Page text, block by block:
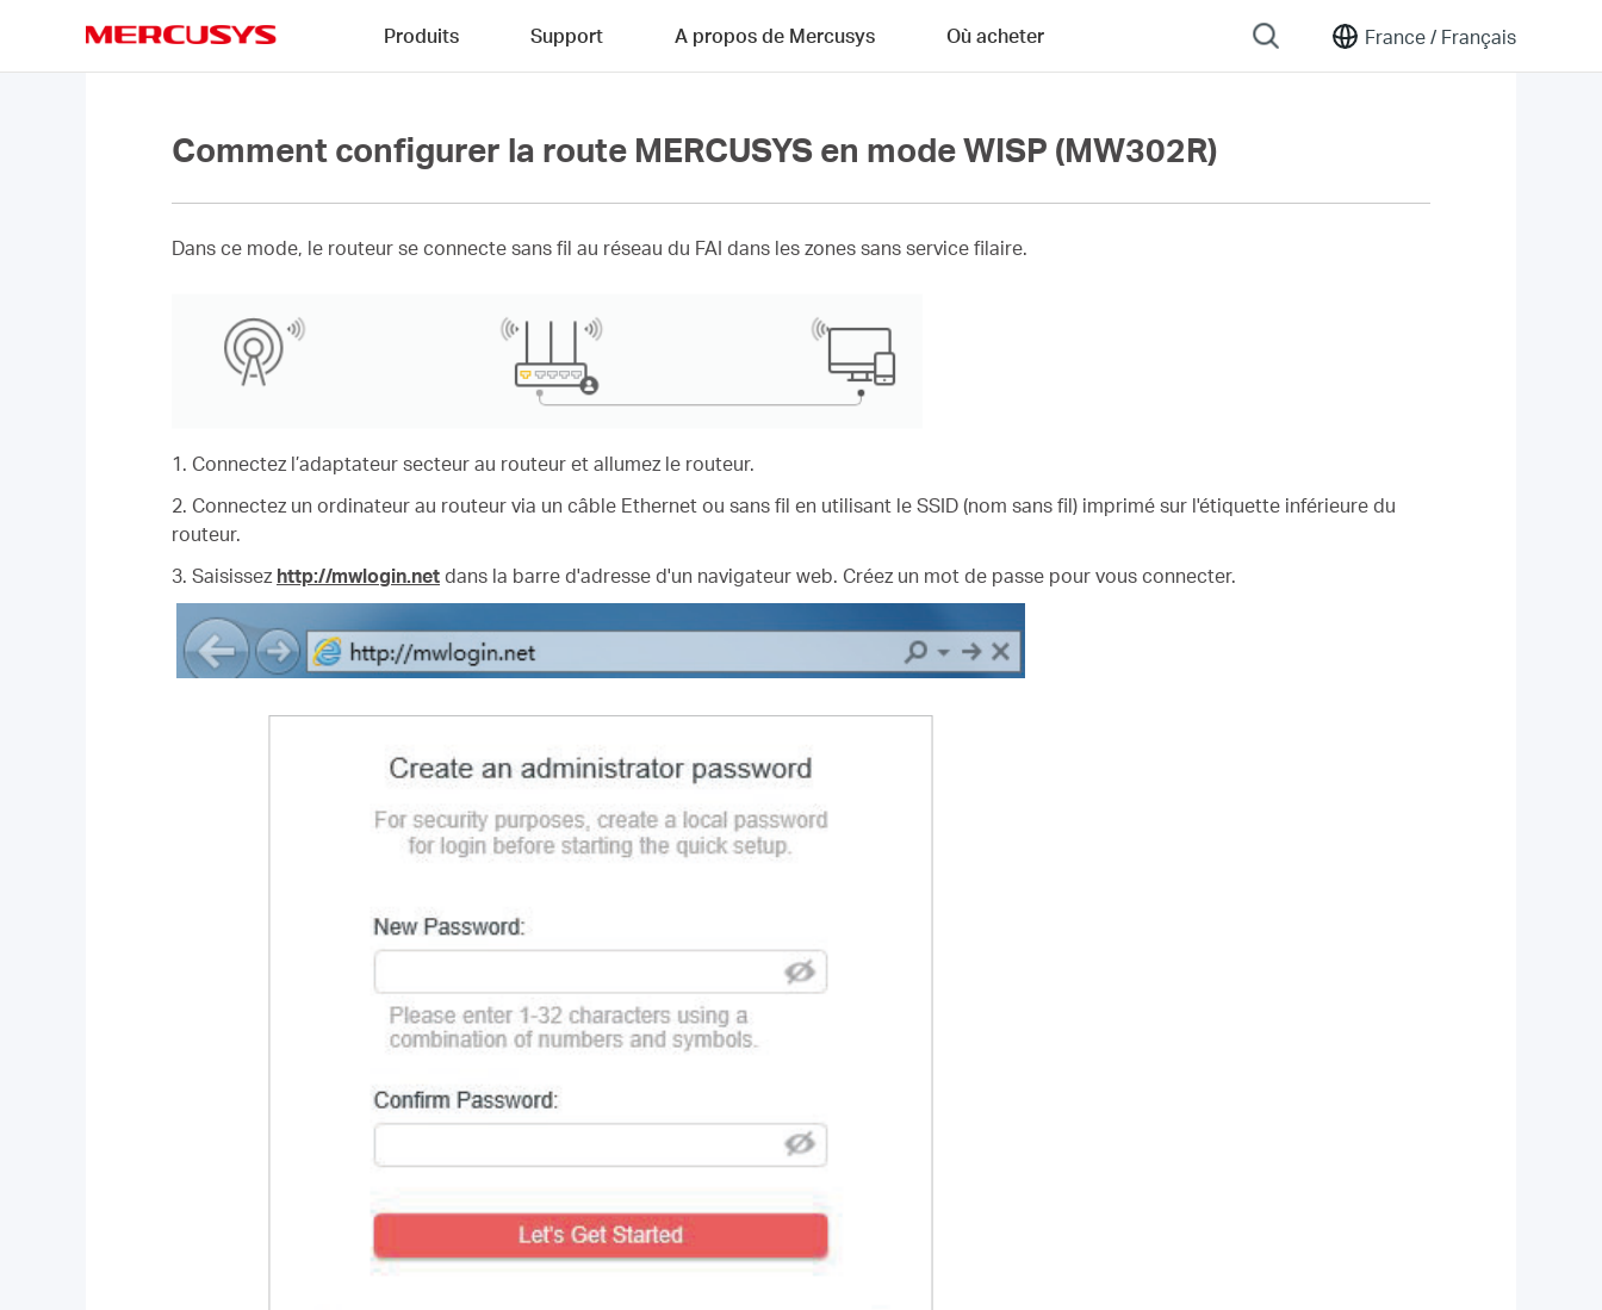
France / Français
Produits Support A propos de Mercusys Où acheter
Comment configurer la route MERCUSYS en mode WISP (MW302R)
Dans ce mode, le routeur se connecte sans fil au réseau du FAI dans les zones sans service filaire.
1. Connectez l’adaptateur secteur au routeur et allumez le routeur.
2. Connectez un ordinateur au routeur via un câble Ethernet ou sans fil en utilisant le SSID (nom sans fil) imprimé sur l'étiquette inférieure du
routeur.
3. Saisissez http://mwlogin.net dans la barre d'adresse d'un navigateur web. Créez un mot de passe pour vous connecter.